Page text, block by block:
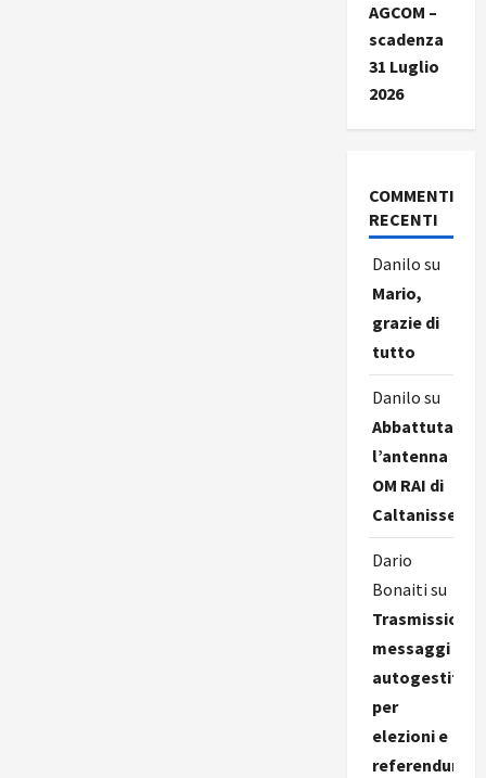
AGCOM –
scadenza
31 Luglio
2026
COMMENTI
RECENTI
Danilo su
Mario,
grazie di
tutto
Danilo su
Abbattuta
l’antenna
OM RAI di
Caltanissetta
Dario
Bonaiti su
Trasmissione
messaggi
autogestiti
per
elezioni e
referendum,